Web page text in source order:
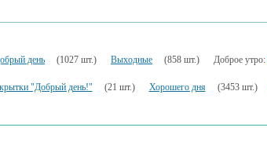
день (1027 шт.) Выходные (858 шт.) Доброе утро:
"Добрый день!" (21 шт.) Хорошего дня (3453 шт.)